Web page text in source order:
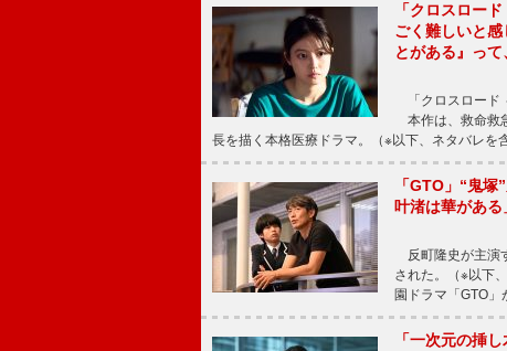
「クロスロー
ごく難しいと
とがある』っ
「クロスロード
本作は、救命救
長を描く本格医療ドラマ。（※以下、ネタバレ
「GTO」“鬼
叶渚は華がある
反町隆史が主演
された。（※以下
園ドラマ「GTO
「一次元の挿